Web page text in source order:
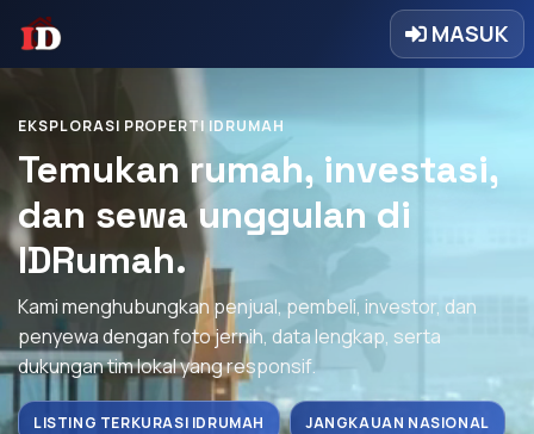
MASUK
EKSPLORASI PROPERTI IDRUMAH
Temukan rumah, investasi,
dan sewa unggulan di
IDRumah.
Kami menghubungkan penjual, pembeli, investor, dan
penyewa dengan foto jernih, data lengkap, serta
dukungan tim lokal yang responsif.
LISTING TERKURASI IDRUMAH JANGKAUAN NASIONAL